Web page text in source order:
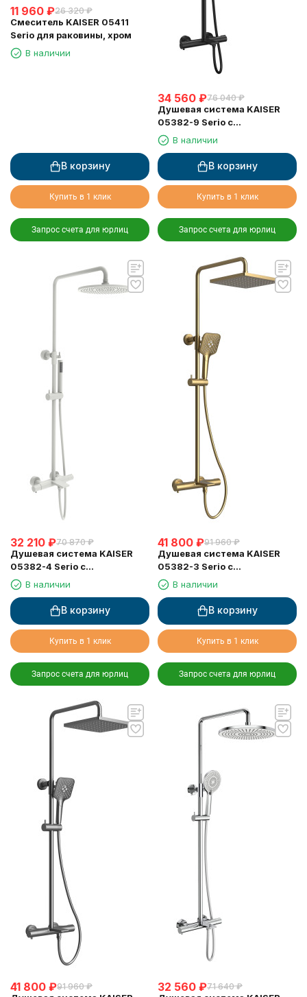
11 960 ₽26 320 ₽
Смеситель KAISER 05411
Serio для раковины, хром
В наличии
В корзину
Купить в 1 клик
Запрос счета для юрлиц
34 560 ₽76 040 ₽
Душевая система KAISER
05382-9 Serio с
термостатом 6282
В наличии
В корзину
Купить в 1 клик
Запрос счета для юрлиц
32 210 ₽70 870 ₽
Душевая система KAISER
05382-4 Serio с
термостатом 6282
В наличии
В корзину
Купить в 1 клик
Запрос счета для юрлиц
41 800 ₽91 960 ₽
Душевая система KAISER
05382-3 Serio с
термостатом 6282
В наличии
В корзину
Купить в 1 клик
Запрос счета для юрлиц
41 800 ₽91 960 ₽ 32 560 ₽71 640 ₽